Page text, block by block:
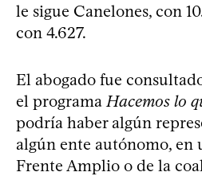
le sigue Canelones, con
con 4.627.
El abogado fue
el programa Hacemos lo
podría haber algún
algún ente autónomo, en
Frente Amplio o de la